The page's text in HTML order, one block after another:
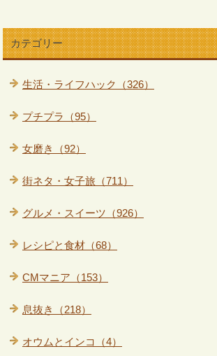
カテゴリー
生活・ライフハック（326）
プチプラ（95）
女磨き（92）
街ネタ・女子旅（711）
グルメ・スイーツ（926）
レシピと食材（68）
CMマニア（153）
息抜き（218）
オウムとインコ（4）